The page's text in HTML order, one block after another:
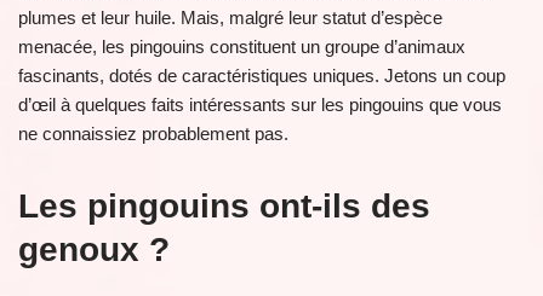
plumes et leur huile. Mais, malgré leur statut d’espèce
menacée, les pingouins constituent un groupe d’animaux
fascinants, dotés de caractéristiques uniques. Jetons un coup
d’œil à quelques faits intéressants sur les pingouins que vous
ne connaissiez probablement pas.
Les pingouins ont-ils des
genoux ?